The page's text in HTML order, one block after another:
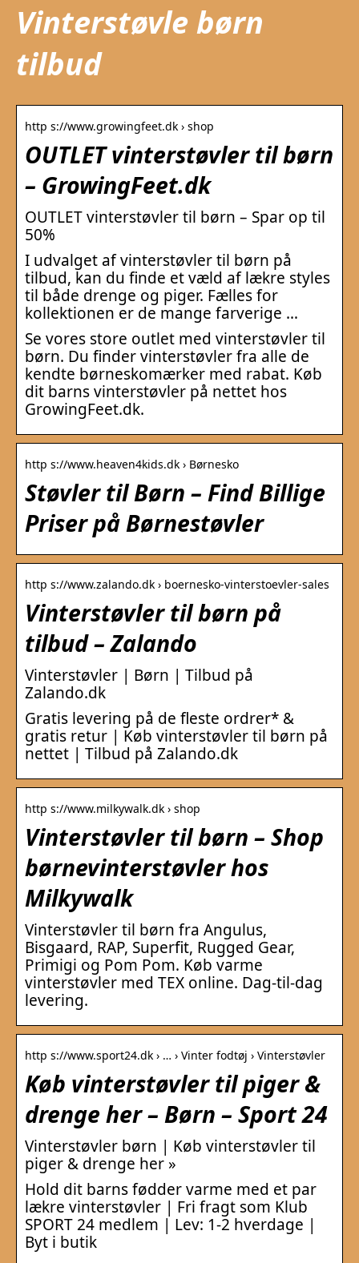
Vinterstøvle børn
tilbud
http s://www.growingfeet.dk › shop
OUTLET vinterstøvler til børn
– GrowingFeet.dk
OUTLET vinterstøvler til børn – Spar op til
50%
I udvalget af vinterstøvler til børn på
tilbud, kan du finde et væld af lækre styles
til både drenge og piger. Fælles for
kollektionen er de mange farverige …
Se vores store outlet med vinterstøvler til
børn. Du finder vinterstøvler fra alle de
kendte børneskomærker med rabat. Køb
dit barns vinterstøvler på nettet hos
GrowingFeet.dk.
http s://www.heaven4kids.dk › Børnesko
Støvler til Børn – Find Billige
Priser på Børnestøvler
http s://www.zalando.dk › boernesko-vinterstoevler-sales
Vinterstøvler til børn på
tilbud – Zalando
Vinterstøvler | Børn | Tilbud på
Zalando.dk
Gratis levering på de fleste ordrer* &
gratis retur | Køb vinterstøvler til børn på
nettet | Tilbud på Zalando.dk
http s://www.milkywalk.dk › shop
Vinterstøvler til børn – Shop
børnevinterstøvler hos
Milkywalk
Vinterstøvler til børn fra Angulus,
Bisgaard, RAP, Superfit, Rugged Gear,
Primigi og Pom Pom. Køb varme
vinterstøvler med TEX online. Dag-til-dag
levering.
http s://www.sport24.dk › … › Vinter fodtøj › Vinterstøvler
Køb vinterstøvler til piger &
drenge her – Børn – Sport 24
Vinterstøvler børn | Køb vinterstøvler til
piger & drenge her »
Hold dit barns fødder varme med et par
lækre vinterstøvler | Fri fragt som Klub
SPORT 24 medlem | Lev: 1-2 hverdage |
Byt i butik